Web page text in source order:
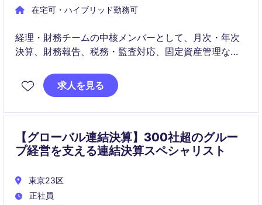
在宅可・ハイブリッド勤務可
経理・財務チームの中核メンバーとして、月次・年次
決算、財務報告、税務・監査対応、固定資産管理など
善やシステム導入プロジェクトを通じて、ファイナン
ス機能の高度化にも貢献いただくポジションです
求人を見る
【グローバル連結決算】300社超のグルー
プ経営を支える連結決算スペシャリスト
東京23区
正社員